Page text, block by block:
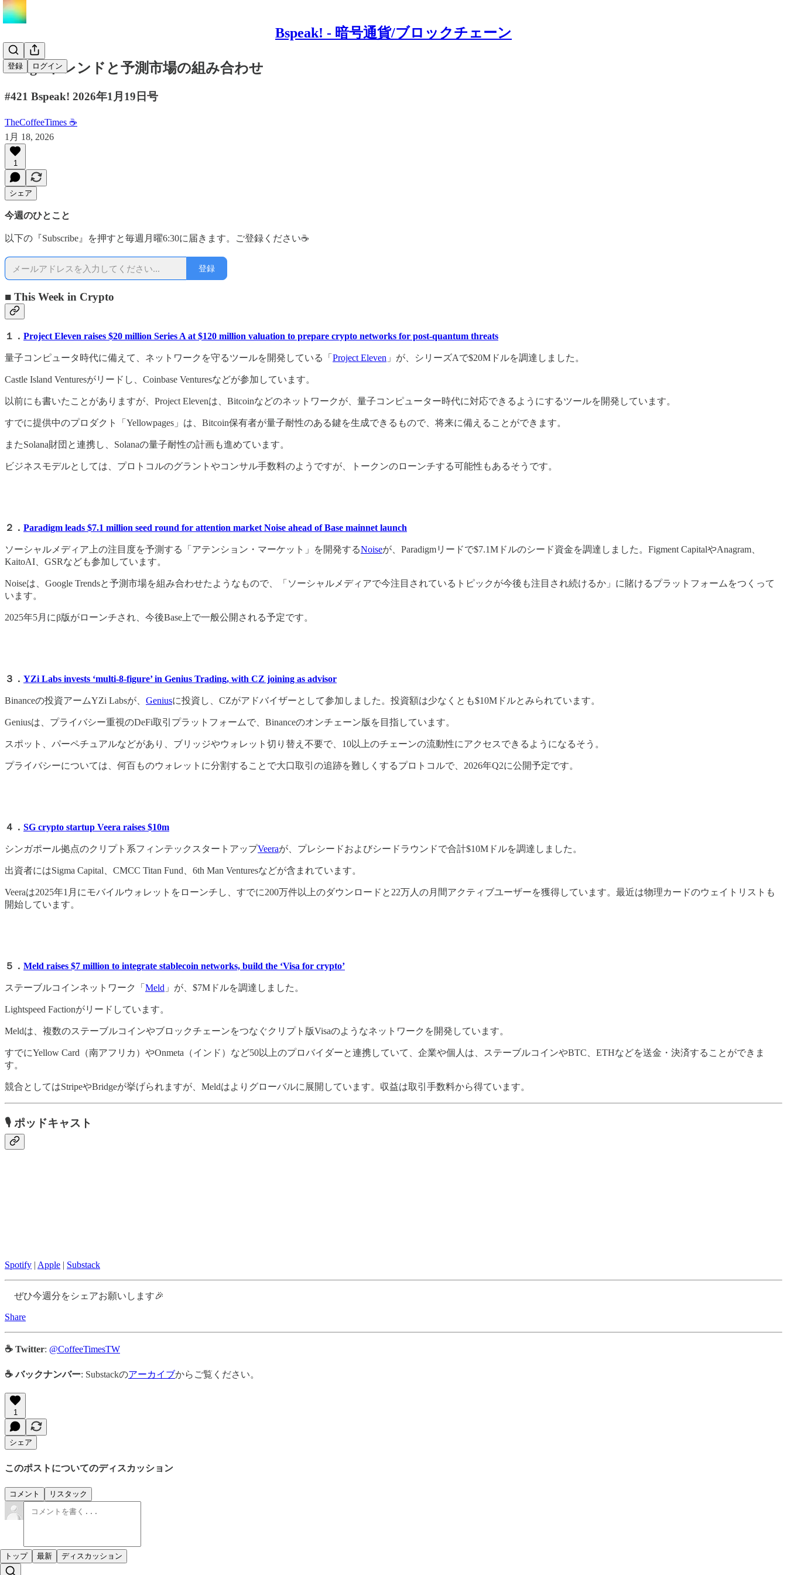
Bspeak! - 暗号通貨/ブロックチェーン
登録 ログイン
Googleトレンドと予測市場の組み合わせ
#421 Bspeak! 2026年1月19日号
TheCoffeeTimes ☕
1月 18, 2026
1
シェア
今週のひとこと
以下の『Subscribe』を押すと毎週月曜6:30に届きます。ご登録ください☕
登録
■ This Week in Crypto
１． Project Eleven raises $20 million Series A at $120 million valuation to prepare crypto networks for post-quantum threats
量子コンピュータ時代に備えて、ネットワークを守るツールを開発している「 Project Eleven 」が、シリーズAで$20Mドルを調達しました。
Castle Island Venturesがリードし、Coinbase Venturesなどが参加しています。
以前にも書いたことがありますが、Project Elevenは、Bitcoinなどのネットワークが、量子コンピューター時代に対応できるようにするツールを開発しています。
すでに提供中のプロダクト「Yellowpages」は、Bitcoin保有者が量子耐性のある鍵を生成できるもので、将来に備えることができます。
またSolana財団と連携し、Solanaの量子耐性の計画も進めています。
ビジネスモデルとしては、プロトコルのグラントやコンサル手数料のようですが、トークンのローンチする可能性もあるそうです。
２． Paradigm leads $7.1 million seed round for attention market Noise ahead of Base mainnet launch
ソーシャルメディア上の注目度を予測する「アテンション・マーケット」を開発するNoiseが、Paradigmリードで$7.1Mドルのシード資金を調達しました。Figment CapitalやAnagram、
KaitoAI、GSRなども参加しています。
Noiseは、Google Trendsと予測市場を組み合わせたようなもので、「ソーシャルメディアで今注目されているトピックが今後も注目され続けるか」に賭けるプラットフォームをつくって
います。
2025年5月にβ版がローンチされ、今後Base上で一般公開される予定です。
３． YZi Labs invests ‘multi-8-figure’ in Genius Trading, with CZ joining as advisor
Binanceの投資アームYZi Labsが、 Geniusに投資し、CZがアドバイザーとして参加しました。投資額は少なくとも$10Mドルとみられています。
Geniusは、プライバシー重視のDeFi取引プラットフォームで、Binanceのオンチェーン版を目指しています。
スポット、パーペチュアルなどがあり、ブリッジやウォレット切り替え不要で、10以上のチェーンの流動性にアクセスできるようになるそう。
プライバシーについては、何百ものウォレットに分割することで大口取引の追跡を難しくするプロトコルで、2026年Q2に公開予定です。
４． SG crypto startup Veera raises $10m
シンガポール拠点のクリプト系フィンテックスタートアップVeeraが、プレシードおよびシードラウンドで合計$10Mドルを調達しました。
出資者にはSigma Capital、CMCC Titan Fund、6th Man Venturesなどが含まれています。
Veeraは2025年1月にモバイルウォレットをローンチし、すでに200万件以上のダウンロードと22万人の月間アクティブユーザーを獲得しています。最近は物理カードのウェイトリストも
開始しています。
５． Meld raises $7 million to integrate stablecoin networks, build the ‘Visa for crypto’
ステーブルコインネットワーク「 Meld 」が、$7Mドルを調達しました。
Lightspeed Factionがリードしています。
Meldは、複数のステーブルコインやブロックチェーンをつなぐクリプト版Visaのようなネットワークを開発しています。
すでにYellow Card（南アフリカ）やOnmeta（インド）など50以上のプロバイダーと連携していて、企業や個人は、ステーブルコインやBTC、ETHなどを送金・決済することができま
す。
競合としてはStripeやBridgeが挙げられますが、Meldはよりグローバルに展開しています。収益は取引手数料から得ています。
🎙 ポッドキャスト
Spotify | Apple | Substack
ぜひ今週分をシェアお願いします🎉
Share
☕ Twitter: @CoffeeTimesTW
☕ バックナンバー: Substackのアーカイブからご覧ください。
1
シェア
このポストについてのディスカッション
コメント リスタック
トップ 最新 ディスカッション